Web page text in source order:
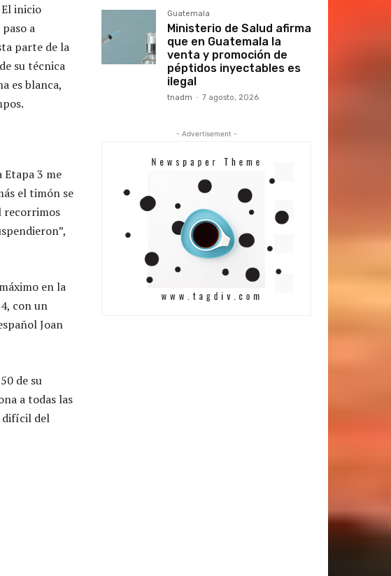
inicio
a
parte de la
su técnica
es blanca,
Etapa 3 me
el timón se
recorrimos
en la
con un
Joan
de su
a todas las
difícil del
Guatemala
Ministerio de Salud afirma
que en Guatemala la
venta y promoción de
péptidos inyectables es
ilegal
tnadm - 7 agosto, 2026
- Advertisement -